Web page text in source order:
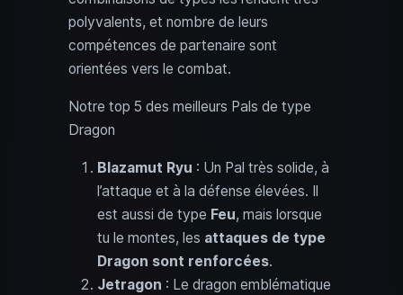
polyvalents, et nombre de leurs
compétences de partenaire sont
orientées vers le combat.
Notre top 5 des meilleurs Pals de type
Dragon
Blazamut Ryu : Un Pal très solide, à
l’attaque et à la défense élevées. Il
est aussi de type Feu, mais lorsque
tu le montes, les attaques de type
Dragon sont renforcées.
Jetragon : Le dragon emblématique